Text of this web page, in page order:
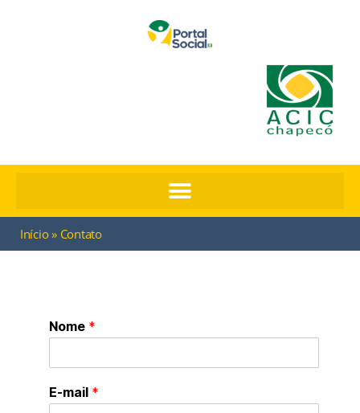
Início» Contato
Nome *
E-mail *